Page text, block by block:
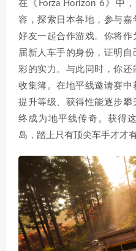
在《Forza Horizon 6》中
容，探索日本各地，参与
好友一起合作游戏。你将
届新人车手的身份，证明
彩的实力。与此同时，你
收集簿。在地平线邀请赛
提升等级、获得性能逐步
终成为地平线传奇。获得
岛，踏上只有顶尖车手才才